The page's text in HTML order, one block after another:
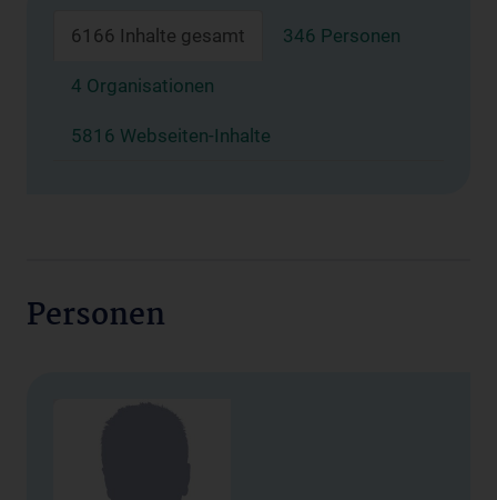
6166 Inhalte gesamt 346 Personen
4 Organisationen
5816 Webseiten-Inhalte
Personen